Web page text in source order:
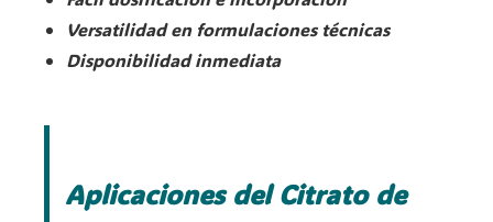
Versatilidad en formulaciones técnicas
Disponibilidad inmediata
Aplicaciones del Citrato de